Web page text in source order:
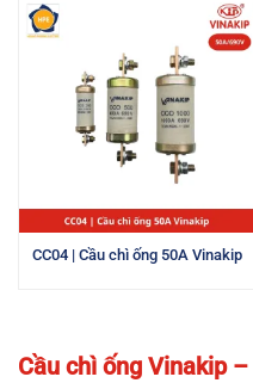
CC04 | Cầu chì ống 50A Vinakip
Cầu chì ống Vinakip